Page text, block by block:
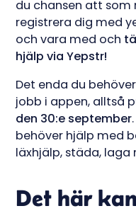
du chansen att som
registrera dig med
och vara med och
hjälp via Yepstr!
Det enda du
jobb i appen, alltså
den 30:e september
behöver hjälp med
läxhjälp, städa,
Det här